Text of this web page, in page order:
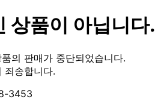
상품이 아닙니다.
의 판매가 중단되었습니다.
죄송합니다.
3453